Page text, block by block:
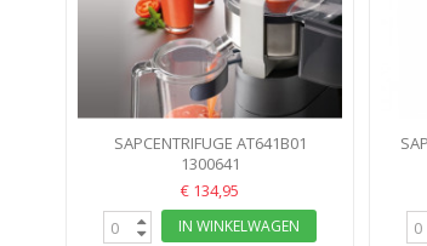
SAPCENTRIFUGE AT641B01
KENWOOD
1300641
€ 134,95
IN WINKELWAGEN